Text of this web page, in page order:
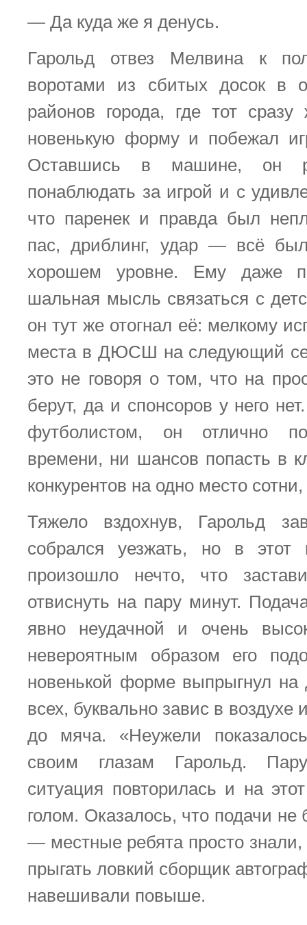
— Да куда же я денусь.
Гарольд отвез Мелвина к
воротами из сбитых досок в
районов города, где тот
новенькую форму и побежал
Оставшись в машине, он
понаблюдать за игрой и с
что паренек и правда был
пас, дриблинг, удар — всё
хорошем уровне. Ему даже
шальная мысль связаться с
он тут же отогнал её: мелкому
места в ДЮСШ на следующий
это не говоря о том, что на
берут, да и спонсоров у него
футболистом, он отлично
времени, ни шансов попасть в
конкурентов на одно место
Тяжело вздохнув, Гарольд
собрался уезжать, но в
произошло нечто, что
отвиснуть на пару минут.
явно неудачной и очень
невероятным образом его
новенькой форме выпрыгнул
всех, буквально завис в воздухе
до мяча. «Неужели
своим глазам Гарольд.
ситуация повторилась и на
голом. Оказалось, что подачи
— местные ребята просто знали,
прыгать ловкий сборщик
навешивали повыше.